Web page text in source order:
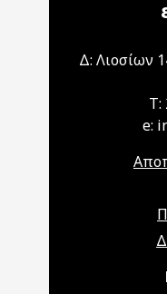
Δ: Λιοσίων
T:
e:
Main